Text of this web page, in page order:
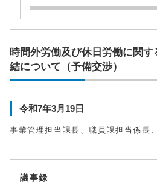
時間外労働及び休日労働に関
結について（予備交渉）
令和7年3月19日
事業管理担当課長、職員課担当係長
議事録